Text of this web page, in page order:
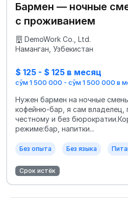
Бармен — ночные
с проживанием
DemoWork Co., Ltd.
Наманган, Узбекистан
$ 125 - $ 125 в месяц
сўм 1 500 000 - сўм 1 500 000 в
Нужен бармен на ночные
кофейню-бар, я сам владелец,
честному и без
режиме:бар, напитки...
Без опыта Без языка
Срок истёк